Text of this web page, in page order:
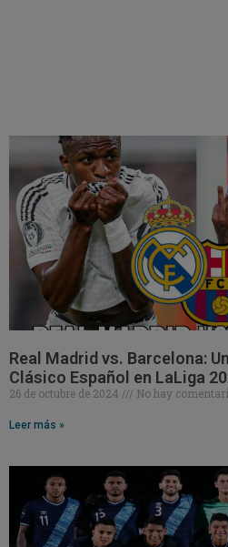
Real Madrid vs. Barcelona:
Clásico Español en LaLiga
26 de octubre de 2024 No hay
Leer más »